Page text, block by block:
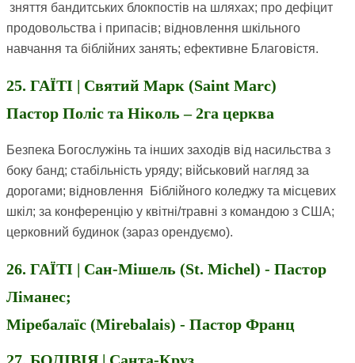
зняття бандитських блокпостів на шляхах; про дефіцит
продовольства і припасів; відновлення шкільного
навчання та біблійних занять; ефективне Благовістя.
25. ГАЇТІ | Святий Марк (Saint Marc)
Пастор Поліс та Ніколь – 2га церква
Безпека Богослужінь та інших заходів від насильства з
боку банд; стабільність уряду; військовий нагляд за
дорогами; відновлення Біблійного коледжу та місцевих
шкіл; за конференцію у квітні/травні з командою з США;
церковний будинок (зараз орендуємо).
26. ГАЇТІ | Сан-Мішель (St. Michel) - Пастор
Ліманес;
Міребалаїс (Mirebalais) - Пастор Франц